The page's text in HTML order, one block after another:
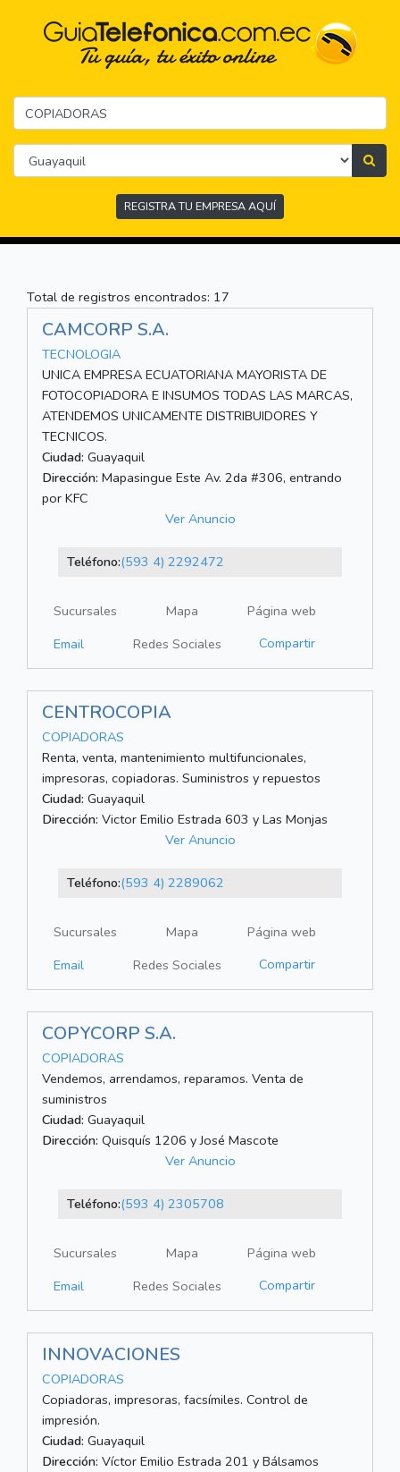
REGISTRA TU EMPRESA AQUÍ
Total de registros encontrados: 17
CAMCORP S.A.
TECNOLOGIA
UNICA EMPRESA ECUATORIANA MAYORISTA DE
FOTOCOPIADORA E INSUMOS TODAS LAS MARCAS,
ATENDEMOS UNICAMENTE DISTRIBUIDORES Y
TECNICOS.
Ciudad: Guayaquil
Dirección: Mapasingue Este Av. 2da #306, entrando
por KFC
Ver Anuncio
Teléfono:(593 4) 2292472
Sucursales Mapa
Página web
Email
Redes Sociales Compartir
CENTROCOPIA
COPIADORAS
Renta, venta, mantenimiento multifuncionales,
impresoras, copiadoras. Suministros y repuestos
Ciudad: Guayaquil
Dirección: Victor Emilio Estrada 603 y Las Monjas
Ver Anuncio
Teléfono:(593 4) 2289062
Sucursales Mapa
Página web
Email
Redes Sociales Compartir
COPYCORP S.A.
COPIADORAS
Vendemos, arrendamos, reparamos. Venta de
suministros
Ciudad: Guayaquil
Dirección: Quisquís 1206 y José Mascote
Ver Anuncio
Teléfono:(593 4) 2305708
Sucursales Mapa
Página web
Email
Redes Sociales Compartir
INNOVACIONES
COPIADORAS
Copiadoras, impresoras, facsímiles. Control de
impresión.
Ciudad: Guayaquil
Dirección: Víctor Emilio Estrada 201 y Bálsamos